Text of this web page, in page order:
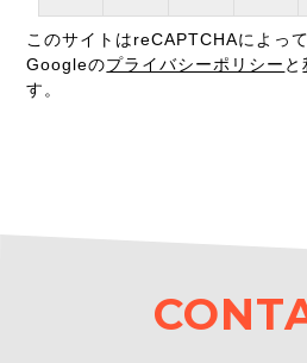
このサイトはreCAPTCHAによっ
Googleのプライバシーポリシー と
す。